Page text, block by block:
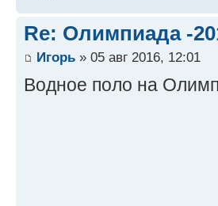
Re: Олимпиада -
Игорь » 05 авг 2016, 12:01
Водное поло на